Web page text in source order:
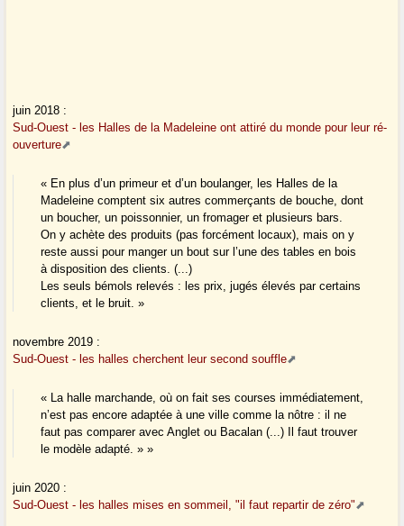
juin 2018 :
Sud-Ouest - les Halles de la Madeleine ont attiré du monde pour leur ré-
ouverture
« En plus d’un primeur et d’un boulanger, les Halles de la
Madeleine comptent six autres commerçants de bouche, dont
un boucher, un poissonnier, un fromager et plusieurs bars.
On y achète des produits (pas forcément locaux), mais on y
reste aussi pour manger un bout sur l’une des tables en bois
à disposition des clients. (...)
Les seuls bémols relevés : les prix, jugés élevés par certains
clients, et le bruit. »
novembre 2019 :
Sud-Ouest - les halles cherchent leur second souffle
« La halle marchande, où on fait ses courses immédiatement,
n’est pas encore adaptée à une ville comme la nôtre : il ne
faut pas comparer avec Anglet ou Bacalan (...) Il faut trouver
le modèle adapté. » »
juin 2020 :
Sud-Ouest - les halles mises en sommeil, "il faut repartir de zéro"